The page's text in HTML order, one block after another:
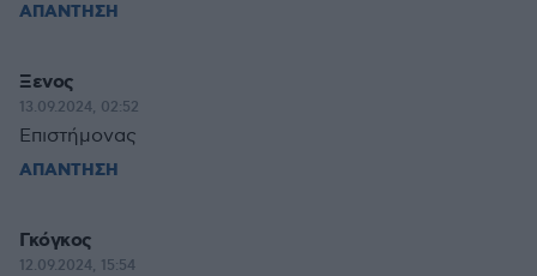
ΑΠΑΝΤΗΣΗ
Ξενος
13.09.2024, 02:52
Επιστήμονας
ΑΠΑΝΤΗΣΗ
Γκόγκος
12.09.2024, 15:54